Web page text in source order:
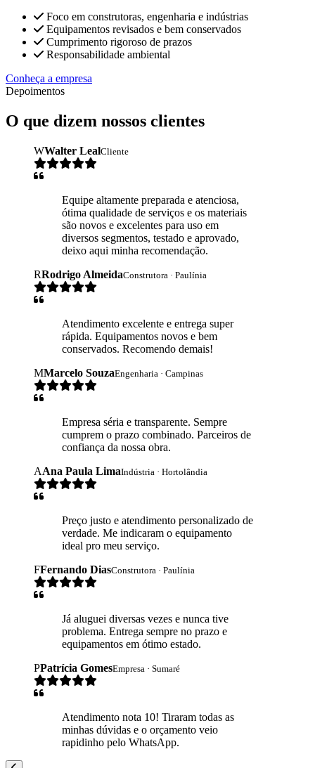
Foco em construtoras, engenharia e indústrias
Equipamentos revisados e bem conservados
Cumprimento rigoroso de prazos
Responsabilidade ambiental
Conheça a empresa
Depoimentos
O que dizem nossos clientes
WWalter LealCliente
Equipe altamente preparada e atenciosa,
ótima qualidade de serviços e os materiais
são novos e excelentes para uso em
diversos segmentos, testado e aprovado,
deixo aqui minha recomendação.
RRodrigo AlmeidaConstrutora · Paulínia
Atendimento excelente e entrega super
rápida. Equipamentos novos e bem
conservados. Recomendo demais!
MMarcelo SouzaEngenharia · Campinas
Empresa séria e transparente. Sempre
cumprem o prazo combinado. Parceiros de
confiança da nossa obra.
AAna Paula LimaIndústria · Hortolândia
Preço justo e atendimento personalizado de
verdade. Me indicaram o equipamento
ideal pro meu serviço.
FFernando DiasConstrutora · Paulínia
Já aluguei diversas vezes e nunca tive
problema. Entrega sempre no prazo e
equipamentos em ótimo estado.
PPatrícia GomesEmpresa · Sumaré
Atendimento nota 10! Tiraram todas as
minhas dúvidas e o orçamento veio
rapidinho pelo WhatsApp.